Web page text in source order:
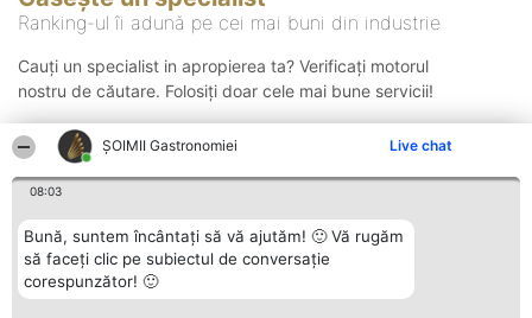
ȘOIMII Gastronomiei Live chat
08:03
Bună, suntem încântați să vă ajutăm! 🙂 Vă rugăm
să faceți clic pe subiectul de conversație
corespunzător! 🙂
Ranking-ul îi adună pe cei mai buni din industrie
Cauți un specialist in apropierea ta? Verificați motorul
nostru de căutare. Folosiți doar cele mai bune servicii!